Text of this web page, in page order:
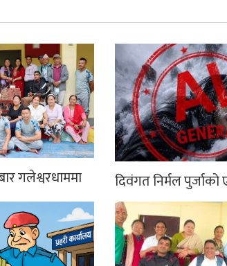
गलेश्वरधाममा दिवंगत निर्मल